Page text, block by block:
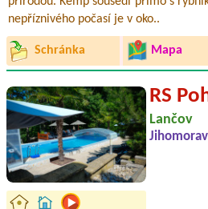
nepříznivého počasí je v oko..
Schránka Mapa
RS
Lančov